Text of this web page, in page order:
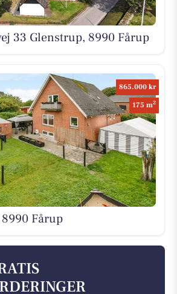
33 Glenstrup, 8990 Fårup
865.000 kr
175 m2
Fårup